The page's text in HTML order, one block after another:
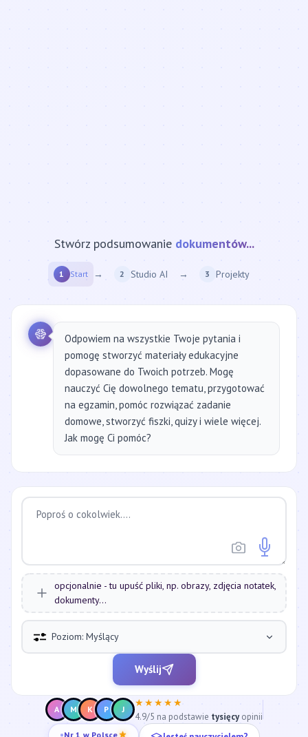
Stwórz podsumowanie strony internetowej...
1 Start → 2 Studio AI → 3 Projekty
Odpowiem na wszystkie Twoje pytania i
pomogę stworzyć materiały edukacyjne
dopasowane do Twoich potrzeb. Mogę
nauczyć Cię dowolnego tematu, przygotować
na egzamin, pomóc rozwiązać zadanie
domowe, stworzyć fiszki, quizy i wiele więcej.
Jak mogę Ci pomóc?
opcjonalnie - tu upuść pliki, np. obrazy, zdjęcia notatek,
dokumenty...
Poziom: Myślący
Wyślij
A M K P J
★★★★★
4.9/5 na podstawie tysięcyopinii